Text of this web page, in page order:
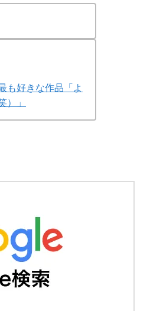
も好きな作品「よ
）」